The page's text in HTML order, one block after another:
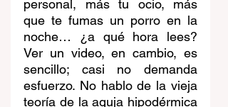
personal, más tu ocio, más
que te fumas un porro en la
noche… ¿a qué hora lees?
Ver un video, en cambio, es
sencillo; casi no demanda
esfuerzo. No hablo de la vieja
teoría de la aguja hipodérmica